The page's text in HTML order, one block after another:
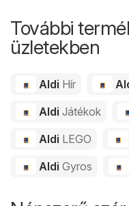
További
üzletekben
Aldi Hír
Aldi Játékok
Aldi LEGO
Aldi Gyros